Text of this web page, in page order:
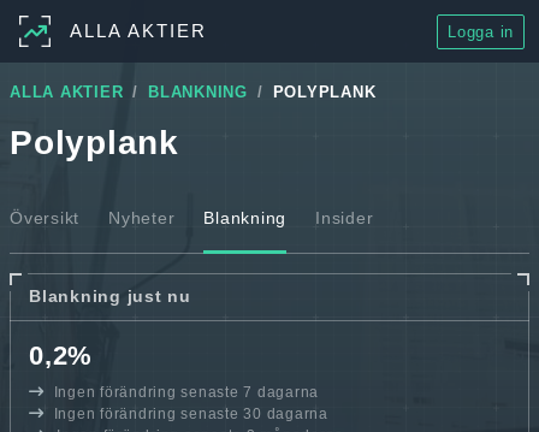
ALLA AKTIER Logga in
ALLA AKTIER BLANKNING POLYPLANK
Polyplank
Översikt Nyheter Blankning Insider
Blankning just nu
0,2%
Ingen förändring senaste 7 dagarna
Ingen förändring senaste 30 dagarna